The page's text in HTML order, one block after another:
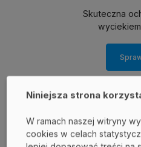
Skuteczna
Podobne
Niniejsza strona
W ramach naszej witryny
cookies w celach